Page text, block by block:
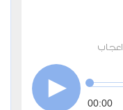
اعجاب
00:00